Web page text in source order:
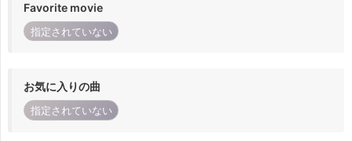
Favorite movie
指定されていない
お気に入りの曲
指定されていない